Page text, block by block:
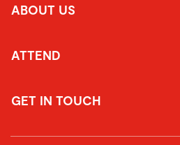
ABOUT US
ATTEND
GET IN TOUCH